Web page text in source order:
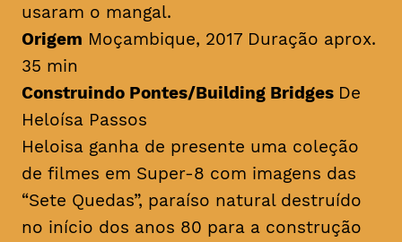
usaram o mangal.
Origem Moçambique, 2017 Duração aprox.
35 min
Construindo Pontes/Building Bridges De
Heloísa Passos
Heloisa ganha de presente uma coleção
de filmes em Super-8 com imagens das
“Sete Quedas”, paraíso natural destruído
no início dos anos 80 para a construção